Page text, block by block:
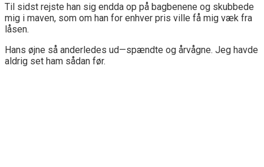
Til sidst rejste han sig endda op på bagbenene og skubbede
mig i maven, som om han for enhver pris ville få mig væk fra
låsen.
Hans øjne så anderledes ud—spændte og årvågne. Jeg havde
aldrig set ham sådan før.